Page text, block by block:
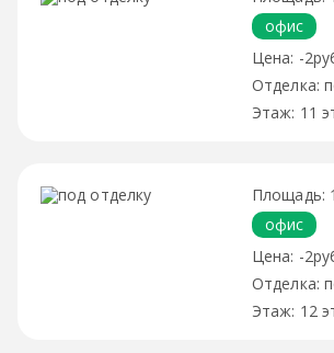
офис
-
11
офис
-
12